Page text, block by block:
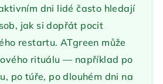
dni lidé často hledají
jak si dopřát pocit
restartu. ATgreen může
rituálu — například po
po túře, po dlouhém dni na